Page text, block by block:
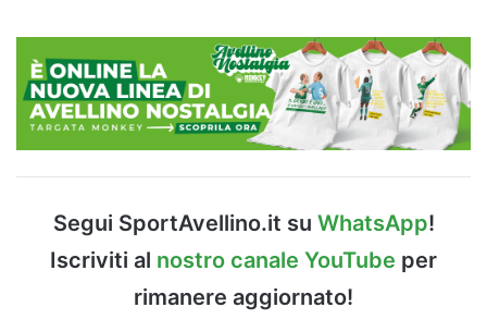
Segui SportAvellino.it su WhatsApp!
Iscriviti al nostro canale YouTube per
rimanere aggiornato!